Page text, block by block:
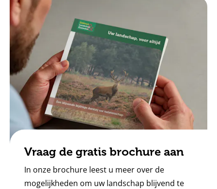
Vraag de gratis brochure aan
In onze brochure leest u meer over de
mogelijkheden om uw landschap blijvend te